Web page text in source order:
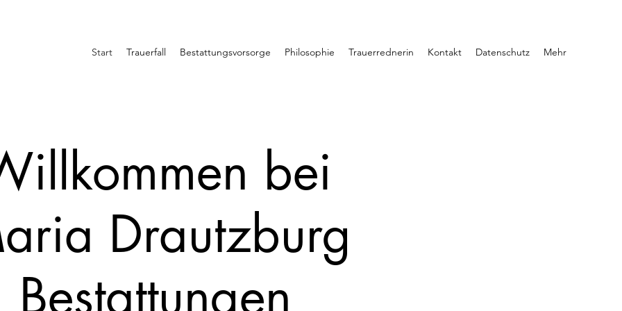
Start Trauerfall Bestattungsvorsorge Philosophie Trauerrednerin Kontakt Datenschutz Mehr
bei
Drautzburg
Bestattungen